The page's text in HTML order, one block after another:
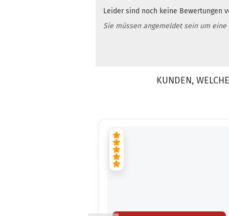
Leider sind noch keine Bewertungen
Sie müssen angemeldet sein um
KUNDEN,